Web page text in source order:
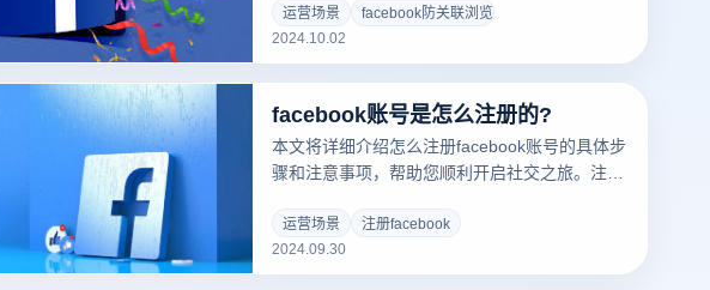
识别技术，有效地防止多个帐户之间的联系，从
而降低被平台检测到的可能性。但是，商家仍然
需要遵循Facebook的应用政策，保持良好的操
一特点和使用方法，也有助于用户在操作时更加
谨慎。
运营场景
facebook防关联浏览器
2024.10.02
facebook账号是怎么注册的?
本文将详细介绍怎么注册facebook账号的具体步
骤和注意事项，帮助您顺利开启社交之旅。注册
Facebook网站或下载其手机应用程序即可。第
一，填写注册表格，包括姓名、电子邮件或手机
号码、密码、生日和性别等基本信息。下一步，
运营场景
注册facebook
2024.09.30